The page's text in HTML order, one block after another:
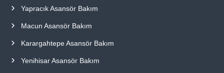
Yapracık Asansör Bakım
Macun Asansör Bakım
Karargahtepe Asansör Bakım
Yenihisar Asansör Bakım